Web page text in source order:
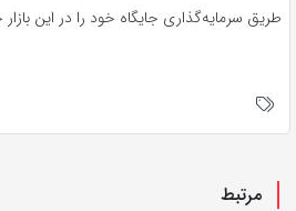
طریق سرمایه‌گذاری جایگاه خود را در این
مرتبط